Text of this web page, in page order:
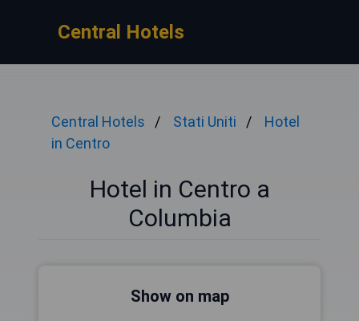
Central Hotels
Central Hotels Stati Uniti
Hotel
in Centro
Hotel in Centro a
Columbia
Show on map